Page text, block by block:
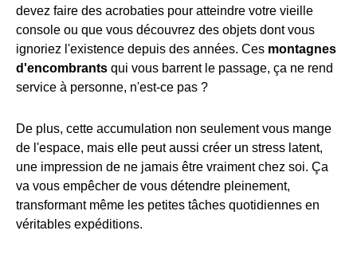
devez faire des acrobaties pour atteindre votre vieille
console ou que vous découvrez des objets dont vous
ignoriez l'existence depuis des années. Ces montagnes
d'encombrants qui vous barrent le passage, ça ne rend
service à personne, n'est-ce pas ?
De plus, cette accumulation non seulement vous mange
de l'espace, mais elle peut aussi créer un stress latent,
une impression de ne jamais être vraiment chez soi. Ça
va vous empêcher de vous détendre pleinement,
transformant même les petites tâches quotidiennes en
véritables expéditions.